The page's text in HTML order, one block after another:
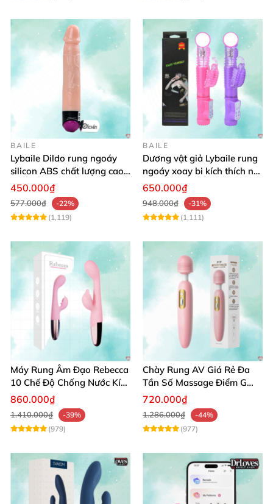
BAILE
Lybaile Dildo rung ngoáy
silicon ABS chất lượng cao
kích thước chuẩn
450.000₫
577.000₫
-22%
(1,119)
BAILE
Dương vật giả Lybaile rung
ngoáy xoay bi kích thích nữ
thủ dâm
650.000₫
948.000₫
-31%
(1,111)
Máy Rung Âm Đạo Rebecca
10 Chế Độ Chống Nước Kích
Thích Điểm G
860.000₫
1.410.000₫
-39%
(979)
Chày Rung AV Giá Rẻ Đa
Tần Số Massage Điểm G
Mát Xa Âm Vật
720.000₫
1.286.000₫
-44%
(977)